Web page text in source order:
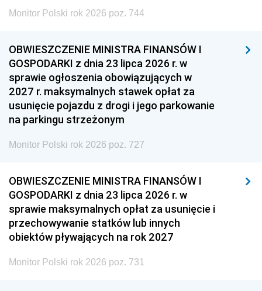
Monitor Polski rok 2026 poz. 744
OBWIESZCZENIE MINISTRA FINANSÓW I
GOSPODARKI z dnia 23 lipca 2026 r. w
sprawie ogłoszenia obowiązujących w
2027 r. maksymalnych stawek opłat za
usunięcie pojazdu z drogi i jego parkowanie
na parkingu strzeżonym
Monitor Polski rok 2026 poz. 727
OBWIESZCZENIE MINISTRA FINANSÓW I
GOSPODARKI z dnia 23 lipca 2026 r. w
sprawie maksymalnych opłat za usunięcie i
przechowywanie statków lub innych
obiektów pływających na rok 2027
Monitor Polski rok 2026 poz. 731